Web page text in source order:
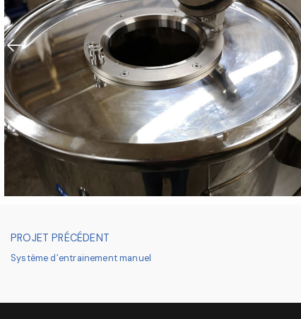
PROJET PRÉCÉDENT
Système d’entrainement manuel